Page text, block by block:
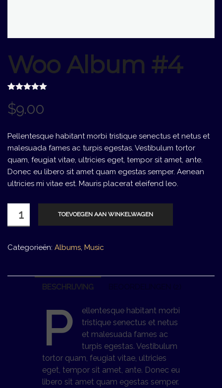
Woo Album #4
5.00op 5
gebaseerd
$9.00
Pellentesque habitant morbi tristique senectus et netus et
malesuada fames ac turpis egestas. Vestibulum tortor
quam, feugiat vitae, ultricies eget, tempor sit amet, ante.
Donec eu libero sit amet quam egestas semper. Aenean
ultricies mi vitae est. Mauris placerat eleifend leo.
Album
aantal
TOEVOEGEN AAN WINKELWAGEN
Categorieën: Albums, Music
BESCHRIJVING
P
ellentesque habitant morbi
tristique senectus et netus
et malesuada fames ac
turpis egestas. Vestibulum
tortor quam, feugiat vitae, ultricies
eget, tempor sit amet, ante. Donec eu
libero sit amet quam egestas semper.